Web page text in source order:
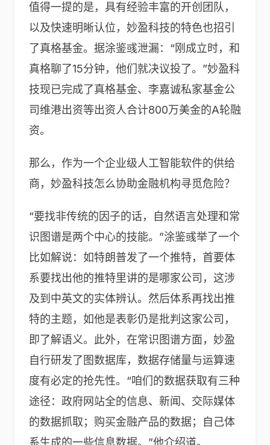
值得一提的是，具有经验丰富的开创团队，
以及快速明晰认位，妙盈科技的特色也招引
了真格基金。据涂鉴彧泄漏：“刚成立时，和
真格聊了15分钟，他们就决议投了。”妙盈科
技现已完成了真格基金、李嘉诚私家基金公
司维港出资等出资人合计800万美金的A轮融
资。
那么，作为一个企业级人工智能软件的供给
商，妙盈科技怎么协助金融机构寻觅危险？
“要找非传统的因子的话，自然语言处理和常
识图谱是两个中心的技能。”涂鉴彧举了一个
比如解说：如特朗普发了一个推特，首要体
系要找出他的推特里讲的是哪家公司，这涉
及到中英文的实体辨认。然后体系再找出推
特的主题，如他是表彰仍是批判这家公司，
即了解语义。此外，在常识图谱方面，妙盈
自行研发了图数据库，数据存储量与运算速
度有必定的抢先性。“咱们的数据获取有三种
途径：政府网站全的信息、新闻、交际媒体
的数据抓取；购买金融产品的数据；自己体
系生成的一些信息数据。”他介绍道。